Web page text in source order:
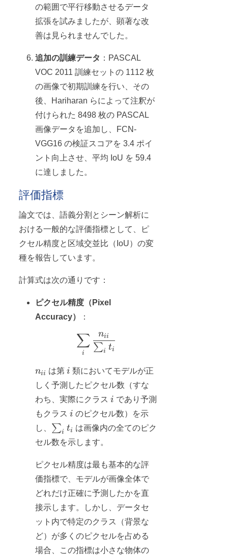
の範囲で平行移動させるデータ
拡張を試みましたが、顕著な改
善は見られませんでした。
追加の訓練データ ：PASCAL
VOC 2011 訓練セットの 1112 枚
の画像で初期訓練を行い、その
後、Hariharan らによって注釈が
付けられた 8498 枚の PASCAL
画像データを追加し、FCN-
VGG16 の検証スコアを 3.4 ポイ
ント向上させ、平均 IoU を 59.4
に達しました。
評価指標
論文では、語義分割とシーン解析に
おける一般的な評価指標として、ピ
クセル精度と区域交並比（IoU）の変
種を報告しています。
計算式は次の通りです：
ピクセル精度（Pixel
Accuracy）
：
\sum_i \frac{n_{ii}}{\sum_i
i
∑ ∑i ti
nii
n_{ii}
nii は第i
i 類においてモデルが正
しく予測したピクセル数（すな
わち、実際にクラスi
i であり予測
もクラスi
i のピクセル数）を示
し、 \sum_i
t_i
∑i ti は画像内の全てのピク
セル数を示します。
ピクセル精度は最も基本的な評
価指標で、モデルが画像全体で
どれだけ正確に予測したかを直
接示します。しかし、データセ
ット内で特定のクラス（背景な
ど）が多くのピクセルを占める
場合、この指標は小さな物体の